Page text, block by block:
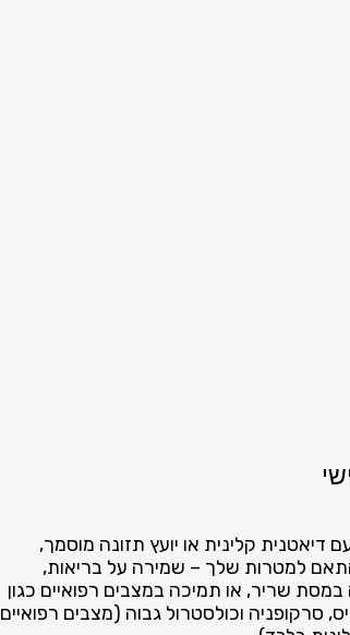
עם דיאטנית קלינית או יועץ תזונה מוסמך,
למטרות שלך – שמירה על בריאות,
שריר, או תמיכה במצבים רפואיים כגון
סרקופניה וכולסטרול גבוה (מצבים רפואיים